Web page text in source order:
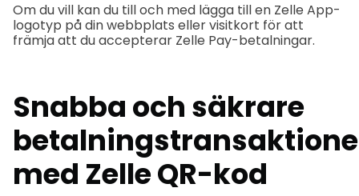
Om du vill kan du till och med lägga till en Zelle App-
logotyp på din webbplats eller visitkort för att
främja att du accepterar Zelle Pay-betalningar.
Snabba och säkrare
med Zelle QR-kod